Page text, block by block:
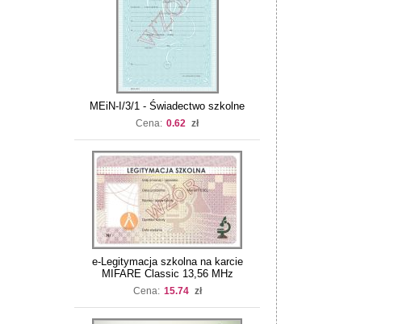
MEiN-I/3/1 - Świadectwo szkolne
Cena: 0.62 zł
e-Legitymacja szkolna na karcie
MIFARE Classic 13,56 MHz
Cena: 15.74 zł